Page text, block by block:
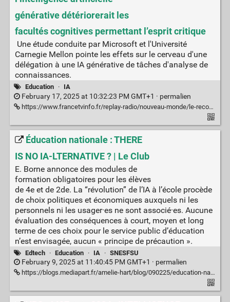
générative détériorerait les
facultés cognitives permettant l’esprit critique
Une étude conduite par Microsoft et l'Université
Carnegie Mellon pointe les effets sur le cerveau d'une
délégation à une IA générative de tâches d'analyse de
connaissances.
Education · IA
February 17, 2025 at 10:32:23 PM GMT+1 · permalien
https://www.francetvinfo.fr/replay-radio/nouveau-monde/le-recours-systematique-a-l-intelligence-artificielle-generative-deteriorerait-les-facultes-cognitives-permettant-l-esprit-critique_7049921.html
Éducation nationale : THERE
IS NO IA-LTERNATIVE ? | Le Club
E. Borne annonce des modules de
formation obligatoires pour les élèves
de 4e et de 2de. La “révolution” de l’IA à l’école procède
de choix politiques et économiques auxquels ni les
personnels ni les usager·es ne sont associé·es. Aucune
évaluation des conséquences à court, moyen et long
terme de ces choix pour le service public d’éducation
n’est envisagée, aucun « principe de précaution ».
Edtech · Education · IA · SNESFSU
February 9, 2025 at 11:40:45 PM GMT+1 · permalien
https://blogs.mediapart.fr/amelie-hart/blog/090225/education-nationale-there-no-ia-lternative